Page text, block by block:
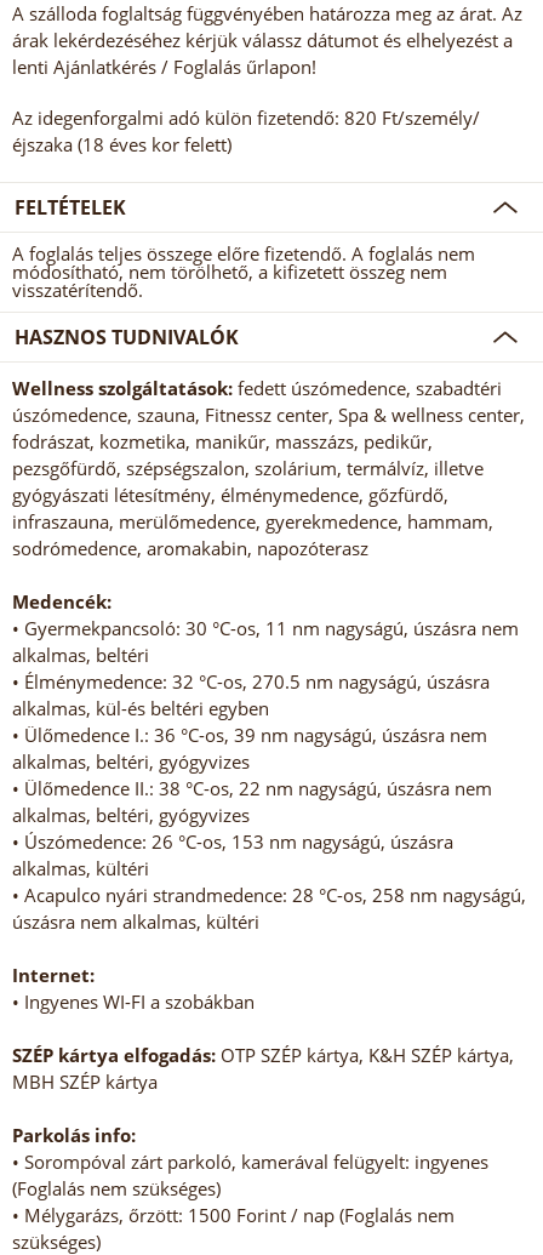
A szálloda foglaltság függvényében határozza meg az árat. Az
árak lekérdezéséhez kérjük válassz dátumot és elhelyezést a
lenti Ajánlatkérés / Foglalás űrlapon!
Az idegenforgalmi adó külön fizetendő: 820 Ft/személy/
éjszaka (18 éves kor felett)
FELTÉTELEK
A foglalás teljes összege előre fizetendő. A foglalás nem
módosítható, nem törölhető, a kifizetett összeg nem
visszatérítendő.
HASZNOS TUDNIVALÓK
Wellness szolgáltatások: fedett úszómedence, szabadtéri
úszómedence, szauna, Fitnessz center, Spa & wellness center,
fodrászat, kozmetika, manikűr, masszázs, pedikűr,
pezsgőfürdő, szépségszalon, szolárium, termálvíz, illetve
gyógyászati létesítmény, élménymedence, gőzfürdő,
infraszauna, merülőmedence, gyerekmedence, hammam,
sodrómedence, aromakabin, napozóterasz
Medencék:
• Gyermekpancsoló: 30 °C-os, 11 nm nagyságú, úszásra nem
alkalmas, beltéri
• Élménymedence: 32 °C-os, 270.5 nm nagyságú, úszásra
alkalmas, kül-és beltéri egyben
• Ülőmedence I.: 36 °C-os, 39 nm nagyságú, úszásra nem
alkalmas, beltéri, gyógyvizes
• Ülőmedence II.: 38 °C-os, 22 nm nagyságú, úszásra nem
alkalmas, beltéri, gyógyvizes
• Úszómedence: 26 °C-os, 153 nm nagyságú, úszásra
alkalmas, kültéri
• Acapulco nyári strandmedence: 28 °C-os, 258 nm nagyságú,
úszásra nem alkalmas, kültéri
Internet:
• Ingyenes WI-FI a szobákban
SZÉP kártya elfogadás: OTP SZÉP kártya, K&H SZÉP kártya,
MBH SZÉP kártya
Parkolás info:
• Sorompóval zárt parkoló, kamerával felügyelt: ingyenes
(Foglalás nem szükséges)
• Mélygarázs, őrzött: 1500 Forint / nap (Foglalás nem
szükséges)